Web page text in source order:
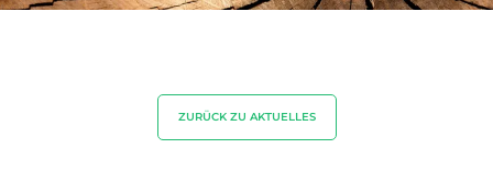
ZURÜCK ZU AKTUELLES